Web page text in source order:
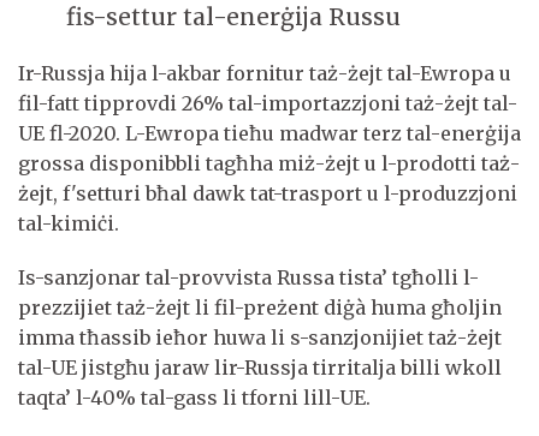
fis-settur tal-enerġija Russu
Ir-Russja hija l-akbar fornitur taż-żejt tal-Ewropa u
fil-fatt tipprovdi 26% tal-importazzjoni taż-żejt tal-
UE fl-2020. L-Ewropa tieħu madwar terz tal-enerġija
grossa disponibbli tagħha miż-żejt u l-prodotti taż-
żejt, f'setturi bħal dawk tat-trasport u l-produzzjoni
tal-kimiċi.
Is-sanzjonar tal-provvista Russa tista’ tgħolli l-
prezzijiet taż-żejt li fil-preżent diġà huma għoljin
imma tħassib ieħor huwa li s-sanzjonijiet taż-żejt
tal-UE jistgħu jaraw lir-Russja tirritalja billi wkoll
taqta’ l-40% tal-gass li tforni lill-UE.